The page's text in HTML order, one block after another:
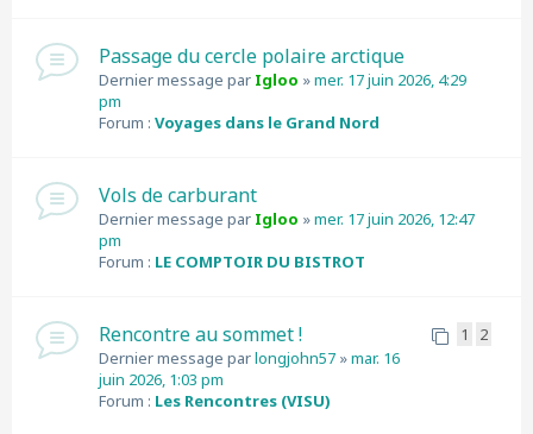
Passage du cercle polaire arctique
Dernier message par Igloo »mer. 17 juin 2026, 4:29
pm
Forum : Voyages dans le Grand Nord
Vols de carburant
Dernier message par Igloo »mer. 17 juin 2026, 12:47
pm
Forum : LE COMPTOIR DU BISTROT
Rencontre au sommet ! 1
2
Dernier message parlongjohn57 »mar. 16
juin 2026, 1:03 pm
Forum : Les Rencontres (VISU)